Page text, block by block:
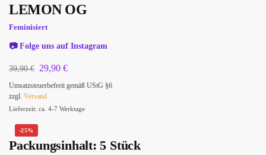
LEMON OG
Feminisiert
📷Folge uns auf Instagram
39,90€ 29,90 €
Umsatzsteuerbefreit gemäß UStG §6
zzgl. Versand
Lieferzeit: ca. 4-7 Werktage
-25%
Packungsinhalt: 5 Stück